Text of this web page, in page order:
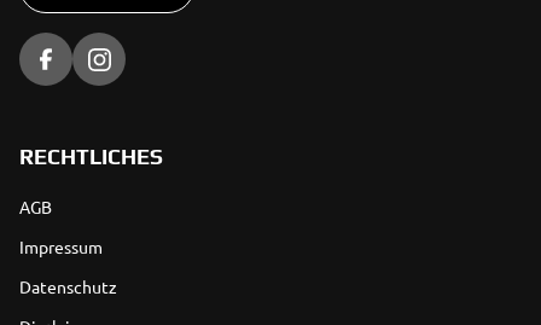
RECHTLICHES
AGB
Impressum
Datenschutz